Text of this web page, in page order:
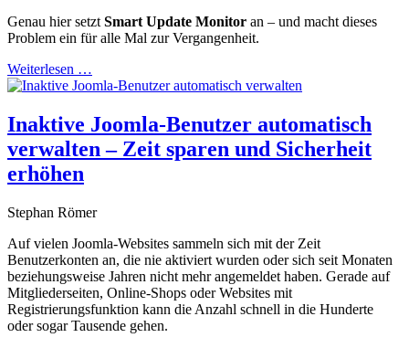
Genau hier setzt Smart Update Monitor an – und macht dieses
Problem ein für alle Mal zur Vergangenheit.
Weiterlesen …
Inaktive Joomla-Benutzer automatisch
verwalten – Zeit sparen und Sicherheit
erhöhen
Stephan Römer
Auf vielen Joomla-Websites sammeln sich mit der Zeit
Benutzerkonten an, die nie aktiviert wurden oder sich seit Monaten
beziehungsweise Jahren nicht mehr angemeldet haben. Gerade auf
Mitgliederseiten, Online-Shops oder Websites mit
Registrierungsfunktion kann die Anzahl schnell in die Hunderte
oder sogar Tausende gehen.